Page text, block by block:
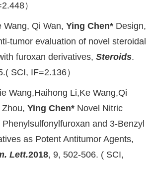
）
Wang, Qi Wan, Ying Chen* Design,
tumor evaluation of novel steroidal
furoxan derivatives, Steroids.
SCI, IF=2.136）
Wang,Haihong Li,Ke Wang,Qi
Ying Chen* Novel Nitric
and 3-Benzyl
as Potent Antitumor Agents,
Lett.2018, 9, 502-506. ( SCI,